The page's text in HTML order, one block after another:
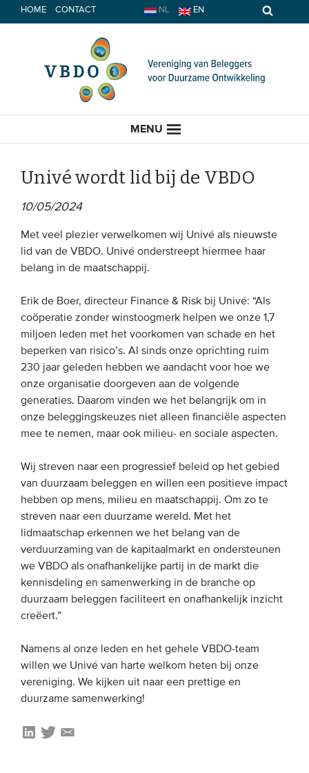
Spring
naar
HOME CONTACT NL EN
MENU
ACTUEEL
Opinie
EVENEMENTEN
Van de VBDO
Van leden & partners
MEDIA
Publicaties
Podcasts
Video’s
WIE WE ZIJN
Bestuur
Partners & netwerken
Univé wordt lid bij de VBDO
10/05/2024
Met veel plezier verwelkomen wij Univé als nieuwste
lid van de VBDO. Univé onderstreept hiermee haar
belang in de maatschappij.
Erik de Boer, directeur Finance & Risk bij Univé: “Als
coöperatie zonder winstoogmerk helpen we onze 1,7
miljoen leden met het voorkomen van schade en het
beperken van risico’s. Al sinds onze oprichting ruim
230 jaar geleden hebben we aandacht voor hoe we
onze organisatie doorgeven aan de volgende
generaties. Daarom vinden we het belangrijk om in
onze beleggingskeuzes niet alleen financiële aspecten
mee te nemen, maar ook milieu- en sociale aspecten.
Wij streven naar een progressief beleid op het gebied
van duurzaam beleggen en willen een positieve impact
hebben op mens, milieu en maatschappij. Om zo te
streven naar een duurzame wereld. Met het
lidmaatschap erkennen we het belang van de
verduurzaming van de kapitaalmarkt en ondersteunen
we VBDO als onafhankelijke partij in de markt die
kennisdeling en samenwerking in de branche op
duurzaam beleggen faciliteert en onafhankelijk inzicht
creëert.”
Namens al onze leden en het gehele VBDO-team
willen we Univé van harte welkom heten bij onze
vereniging. We kijken uit naar een prettige en
duurzame samenwerking!